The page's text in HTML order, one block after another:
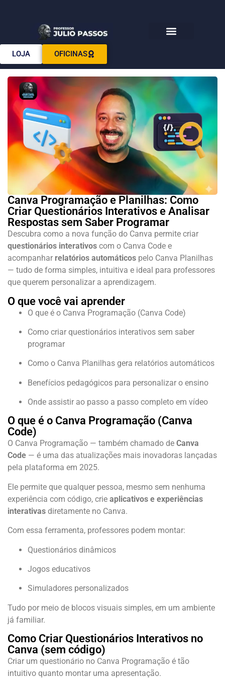
LOJA OFICINAS
Canva Programação e Planilhas: Como
Criar Questionários Interativos e Analisar
Respostas sem Saber Programar
Descubra como a nova função do Canva permite criar
questionários interativos com o Canva Code e
acompanhar relatórios automáticos pelo Canva Planilhas
— tudo de forma simples, intuitiva e ideal para professores
que querem personalizar a aprendizagem.
O que você vai aprender
O que é o Canva Programação (Canva Code)
Como criar questionários interativos sem saber
programar
Como o Canva Planilhas gera relatórios automáticos
Benefícios pedagógicos para personalizar o ensino
Onde assistir ao passo a passo completo em vídeo
O que é o Canva Programação (Canva
Code)
O Canva Programação — também chamado de Canva
Code — é uma das atualizações mais inovadoras lançadas
pela plataforma em 2025.
Ele permite que qualquer pessoa, mesmo sem nenhuma
experiência com código, crie aplicativos e experiências
interativas diretamente no Canva.
Com essa ferramenta, professores podem montar:
Questionários dinâmicos
Jogos educativos
Simuladores personalizados
Tudo por meio de blocos visuais simples, em um ambiente
já familiar.
Como Criar Questionários Interativos no
Canva (sem código)
Criar um questionário no Canva Programação é tão
intuitivo quanto montar uma apresentação.